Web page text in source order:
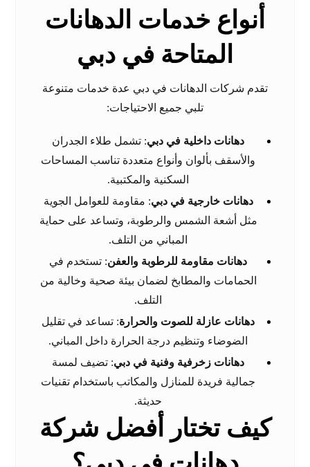
أنواع خدمات الدهانات
المتاحة في دبي
تقدم شركات الدهانات في دبي عدة خدمات متنوعة
تلبي جميع الاحتياجات:
دهانات داخلية في دبي: تشمل طلاء الجدران
والأسقف بألوان وأنواع متعددة تناسب المساحات
السكنية والمكتبية.
دهانات خارجية في دبي: مقاومة للعوامل الجوية
مثل أشعة الشمس والرطوبة، وتساعد على حماية
المباني من التلف.
دهانات مقاومة للرطوبة والعفن: تستخدم في
الحمامات والمطابخ لضمان بيئة صحية وخالية من
التلف.
دهانات عازلة للصوت والحرارة: تساعد في تقليل
الضوضاء وتنظيم درجة الحرارة داخل المباني.
دهانات زخرفية وفنية في دبي: تضيف لمسة
جمالية فريدة للمنازل والمكاتب باستخدام تقنيات
حديثة.
كيف تختار أفضل شركة